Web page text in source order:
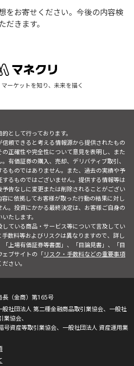
をお寄せください。今後の内容検
きます。
ーケットを知り、未来を描く
として行っております。
頼できると考える情報源から提供されたもの
正確性や完全性について意見を表明し、また
有価証券の購入、売却、デリバティブ取引、
ものではありません。また、過去の実績や予
るものではございません。提供する情報等は
告なしに変更または削除されることがござい
に依拠してお客様が取った行動の結果に対し
。投資にかかる最終決定は、お客様ご自身の
たします。
ている商品・サービス等について言及してい
数料等およびリスクは異なりますので、詳し
上場有価証券等書面」、「目論見書」、「目
ェブサイトの「リスク・手数料などの重要事項
さい。
（金商）第165号
般社団法人 第二種金融商品取引業協会、一般社
協会、
号資産等取引業協会、一般社団法人 資産運用業